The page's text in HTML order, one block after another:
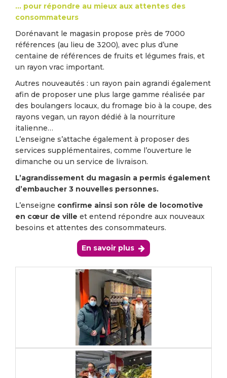
… pour répondre au mieux aux attentes des
consommateurs
Dorénavant le magasin propose près de 7000
références (au lieu de 3200), avec plus d’une
centaine de références de fruits et légumes frais, et
un rayon vrac important.
Autres nouveautés : un rayon pain agrandi également
afin de proposer une plus large gamme réalisée par
des boulangers locaux, du fromage bio à la coupe, des
rayons vegan, un rayon dédié à la nourriture
italienne…
L’enseigne s’attache également à proposer des
services supplémentaires, comme l’ouverture le
dimanche ou un service de livraison.
L’agrandissement du magasin a permis également
d’embaucher 3 nouvelles personnes.
L’enseigne confirme ainsi son rôle de locomotive
en cœur de ville et entend répondre aux nouveaux
besoins et attentes des consommateurs.
En savoir plus